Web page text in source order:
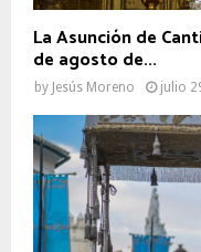
La Asunción de
de agosto de...
by Jesús Moreno julio